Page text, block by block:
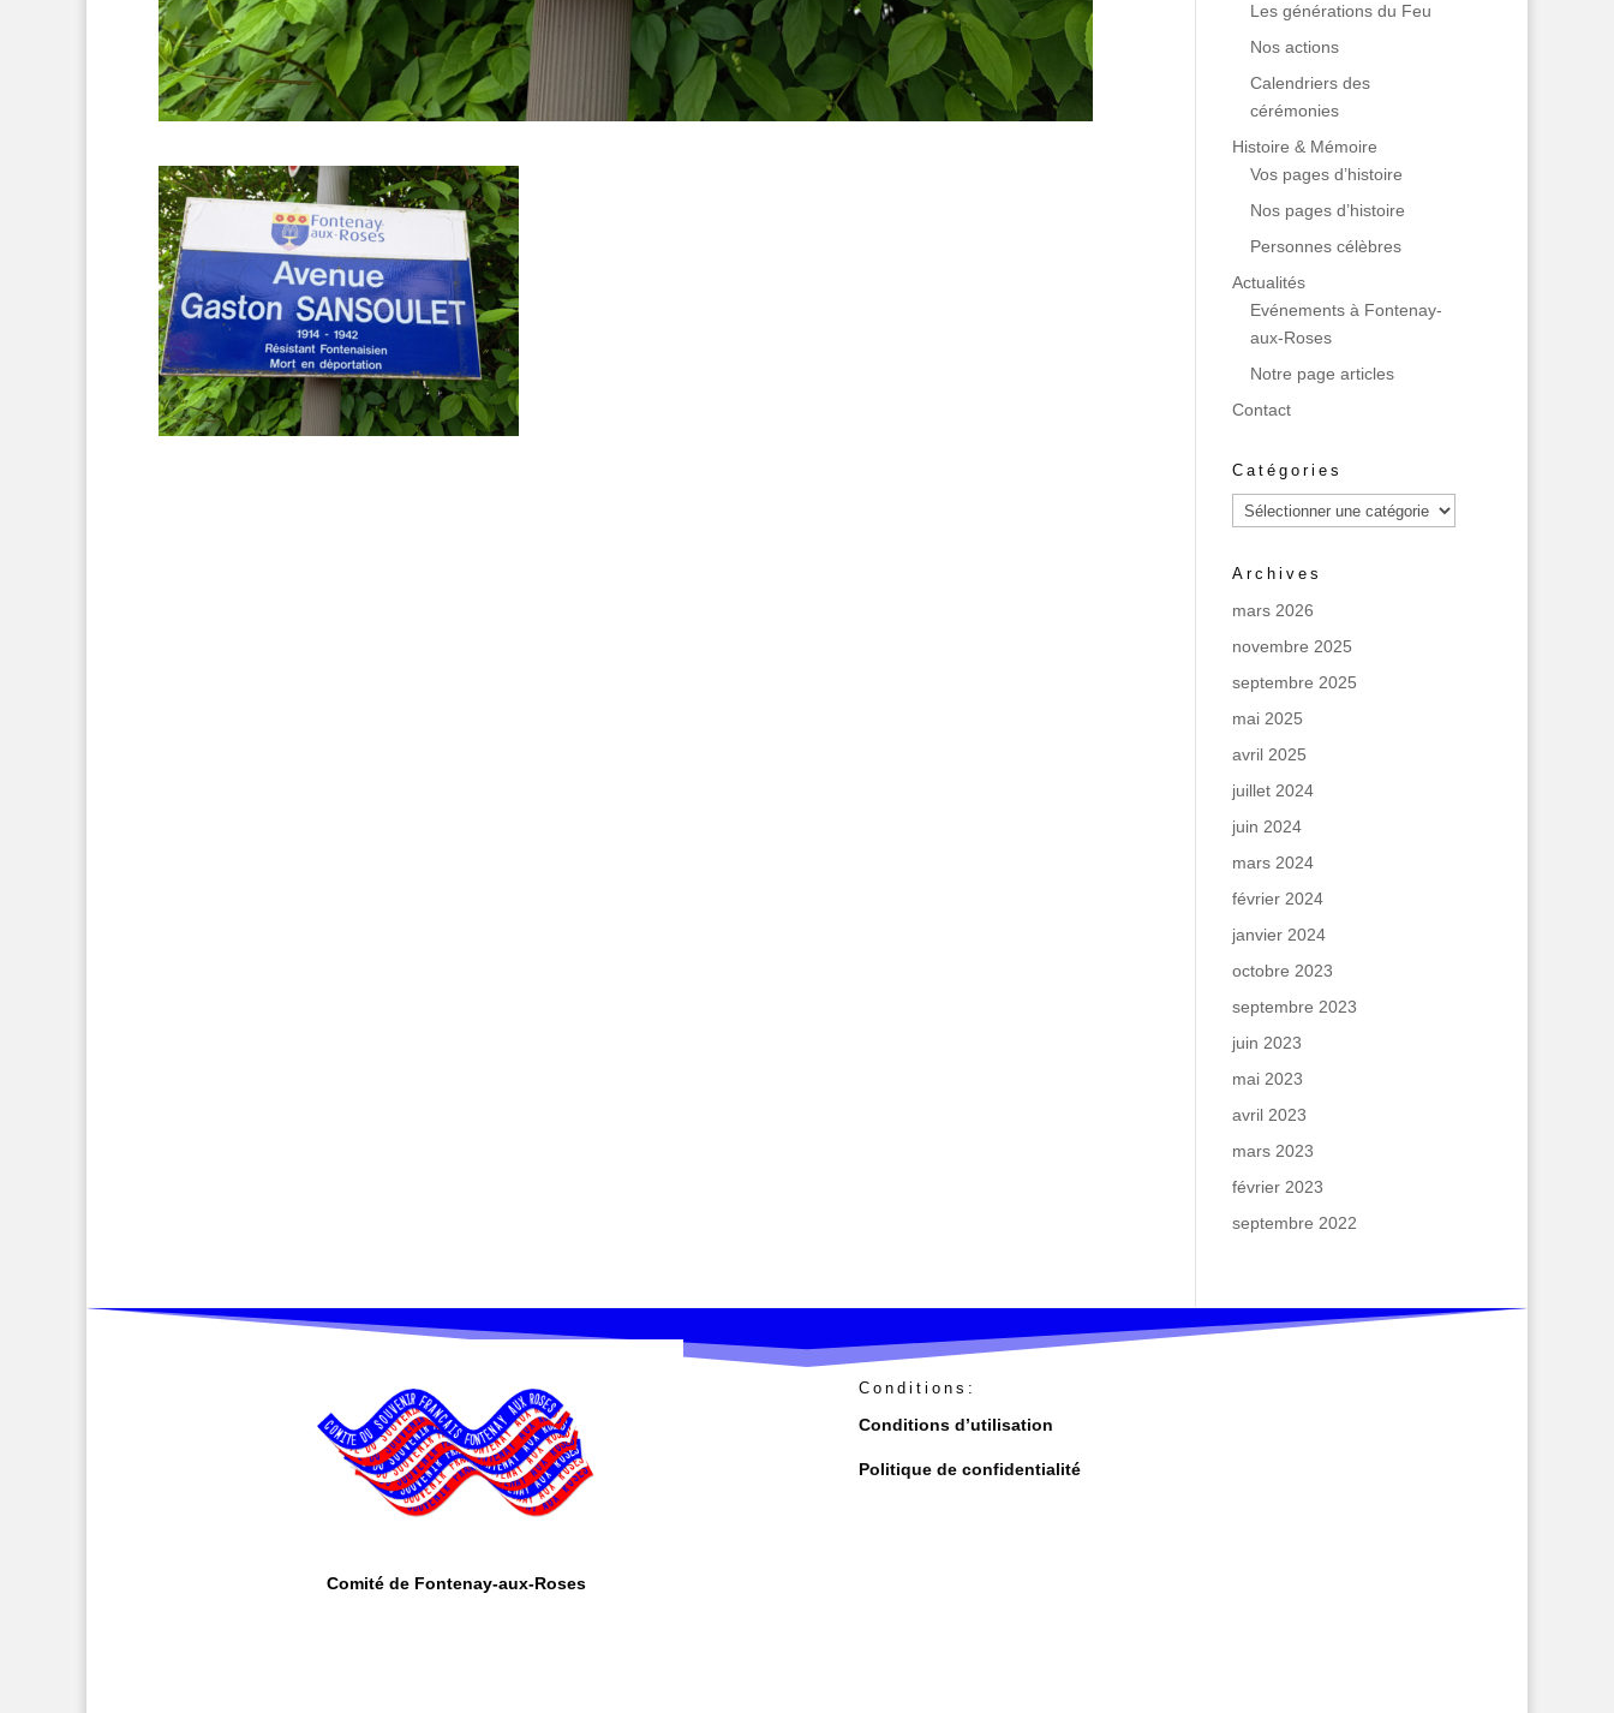
Les générations du Feu
Nos actions
Calendriers des
cérémonies
Histoire & Mémoire
Vos pages d’histoire
Nos pages d’histoire
Personnes célèbres
Actualités
Evénements à Fontenay-
aux-Roses
Notre page articles
Contact
Catégories
Catégories
Archives
mars 2026
novembre 2025
septembre 2025
mai 2025
avril 2025
juillet 2024
juin 2024
mars 2024
février 2024
janvier 2024
octobre 2023
septembre 2023
juin 2023
mai 2023
avril 2023
mars 2023
février 2023
septembre 2022
Comité de Fontenay-aux-Roses
Conditions:
Conditions d’utilisation
Politique de confidentialité